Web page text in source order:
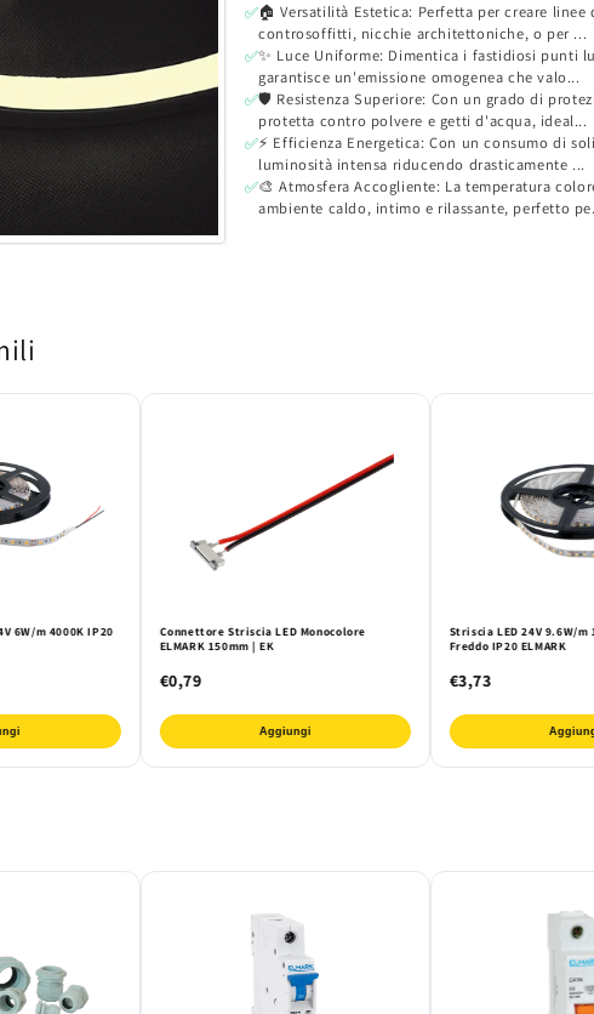
✅🏠 Versatilità Estetica: Perfetta per creare
controsoffitti, nicchie architettoniche, o per ...
✅✨ Luce Uniforme: Dimentica i fastidiosi punti
garantisce un'emissione omogenea che valo...
✅🛡️ Resistenza Superiore: Con un grado di
protetta contro polvere e getti d'acqua, ideal...
✅⚡ Efficienza Energetica: Con un consumo di
luminosità intensa riducendo drasticamente ...
✅🎨 Atmosfera Accogliente: La temperatura
ambiente caldo, intimo e rilassante, perfetto
6W/m 4000K IP20
Connettore Striscia LED Monocolore
ELMARK 150mm | EK
€0,79
Aggiungi
Striscia LED 24V 9.6W/m
Freddo IP20 ELMARK
€3,73